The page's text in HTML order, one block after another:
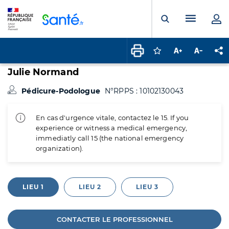
Ouvrir laMenu
Connectez-vous
Augmenter la
Julie Normand
Pédicure-Podologue N°RPPS : 10102130043
En cas d'urgence vitale, contactez le 15. If you
experience or witness a medical emergency,
immediatly call 15 (the national emergency
organization).
LIEU 1 LIEU 2 LIEU 3
CONTACTER LE PROFESSIONNEL